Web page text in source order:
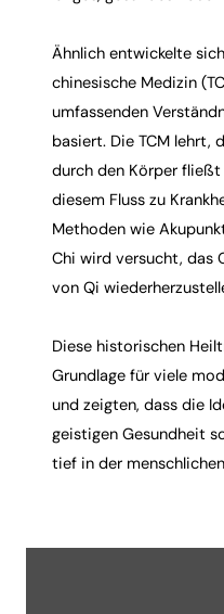
Ähnlich entwickelte
chinesische Medizin
umfassenden
basiert. Die TCM lehrt,
durch den Körper
diesem Fluss zu
Methoden wie
Chi wird versucht, das
von Qi
Diese historischen
Grundlage für viele
und zeigten, dass die
geistigen Gesundheit
tief in der